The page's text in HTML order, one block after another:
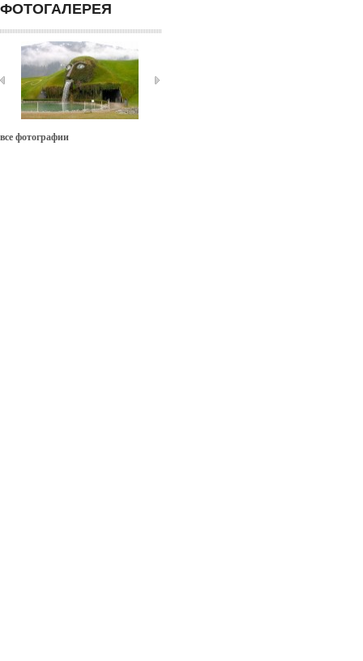
ФОТОГАЛЕРЕЯ
все фотографии